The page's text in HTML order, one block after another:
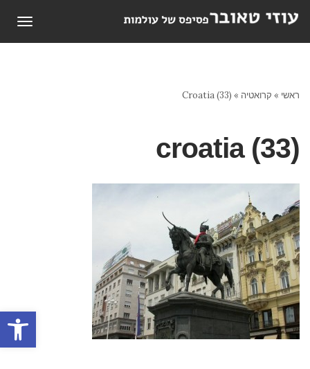
פתח
ראשי » קרואטיה »
Croatia (33)
croatia (33)